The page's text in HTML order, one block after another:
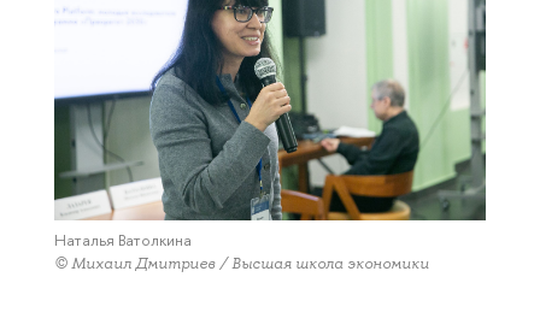
Наталья Ватолкина
© Михаил Дмитриев / Высшая школа экономики